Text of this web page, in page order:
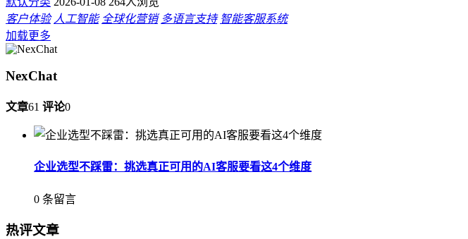
客户体验 人工智能 全球化营销 多语言支持 智能客服系统
加载更多
NexChat
文章61 评论0
企业选型不踩雷：挑选真正可用的AI客服要看这4个维度
0 条留言
热评文章